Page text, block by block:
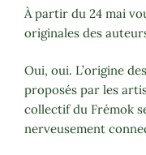
À partir du 24 mai
originales des
Oui, oui. L’origine
proposés par les
collectif du Frémok
nerveusement